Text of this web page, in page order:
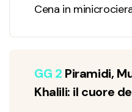
Cena in
GG 2 Piramidi,
Khalili: il cuore